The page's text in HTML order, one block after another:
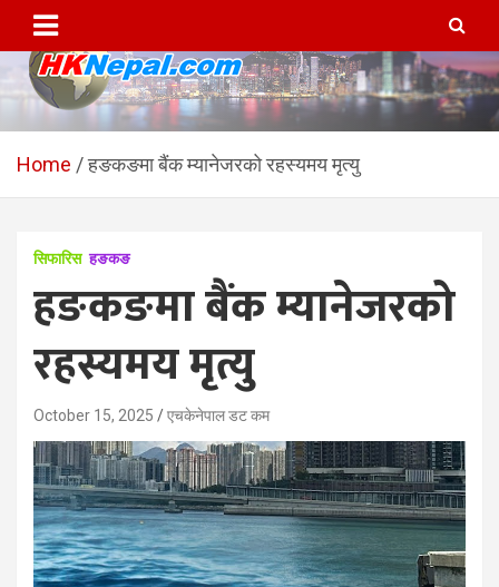
content
HKNepal.com – हङकङबाट
सञ्चालित पहिलो नेपाली अनलाईन
hknepal, hknepal.com, hk nepal, hk nepal com
Home हङकङमा बैंक म्यानेजरको रहस्यमय मृत्यु
सिफारिस हङकङ
हङकङमा बैंक म्यानेजरको
रहस्यमय मृत्यु
October 15, 2025 एचकेनेपाल डट कम